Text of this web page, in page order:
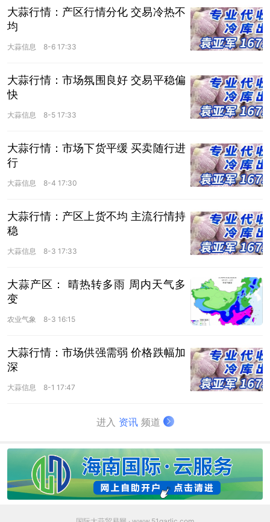
大蒜行情：产区行情分化 交易冷热不
均
大蒜信息 8-6 17:33
大蒜行情：市场氛围良好 交易平稳偏
快
大蒜信息 8-5 17:33
大蒜行情：市场下货平缓 买卖随行进
行
大蒜信息 8-4 17:30
大蒜行情：产区上货不均 主流行情持
稳
大蒜信息 8-3 17:33
大蒜产区： 晴热转多雨 周内天气多
变
农业气象 8-3 16:15
大蒜行情：市场供强需弱 价格跌幅加
深
大蒜信息 8-1 17:47
进入 资讯频道